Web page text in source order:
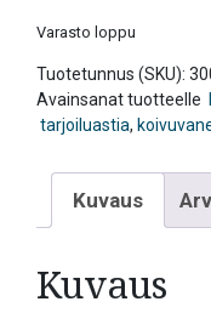
Varasto loppu
Tuotetunnus (SKU):
Avainsanat tuotteelle
tarjoiluastia,
Kuvaus
Kuvaus